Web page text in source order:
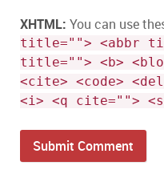
XHTML: You can use
title=""> <abbr
title=""> <b>
<cite> <code>
<i> <q cite="">